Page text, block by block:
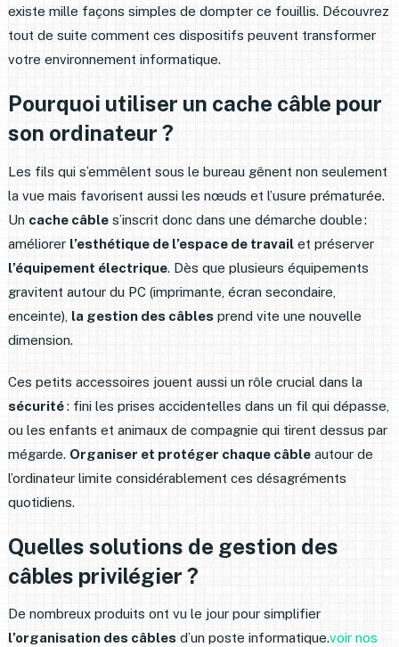
existe mille façons simples de dompter ce fouillis. Découvrez
tout de suite comment ces dispositifs peuvent transformer
votre environnement informatique.
Pourquoi utiliser un cache câble pour
son ordinateur ?
Les fils qui s’emmêlent sous le bureau gênent non seulement
la vue mais favorisent aussi les nœuds et l’usure prématurée.
Un cache câbles’inscrit donc dans une démarche double :
améliorer l’esthétique de l’espace de travailet préserver
l’équipement électrique. Dès que plusieurs équipements
gravitent autour du PC (imprimante, écran secondaire,
enceinte), la gestion des câblesprend vite une nouvelle
dimension.
Ces petits accessoires jouent aussi un rôle crucial dans la
sécurité: fini les prises accidentelles dans un fil qui dépasse,
ou les enfants et animaux de compagnie qui tirent dessus par
mégarde. Organiser et protéger chaque câbleautour de
l’ordinateur limite considérablement ces désagréments
quotidiens.
Quelles solutions de gestion des
câbles privilégier ?
De nombreux produits ont vu le jour pour simplifier
l’organisation des câblesd’un poste informatique.voir nos